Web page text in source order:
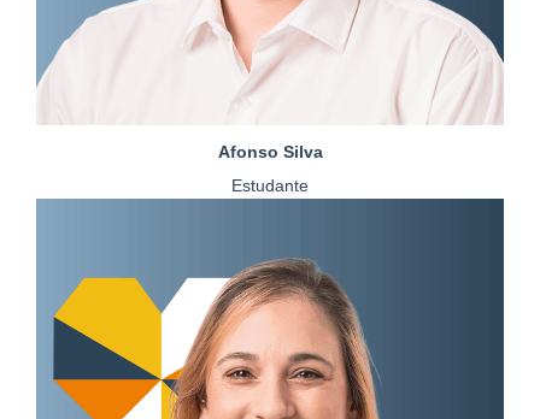
Afonso Silva
Estudante